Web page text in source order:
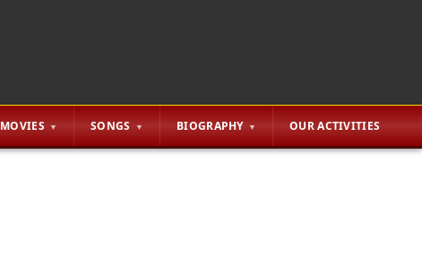
MOVIES SONGS BIOGRAPHY OUR ACTIVITIES